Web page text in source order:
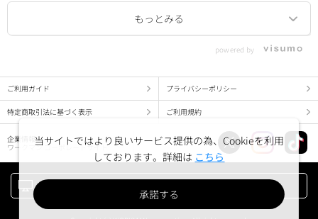
powered by
ご利用ガイド プライバシーポリシー
特定商取引法に基づく表示 ご利用規約
企業情報
ワークマン コーポレートサイト
当サイトではより良いサービス提供の為、Cookieを利用
しております。詳細は こちら
承諾する